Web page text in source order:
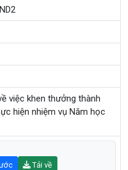
việc khen thưởng thành
hiện nhiệm vụ Năm học
Tải về